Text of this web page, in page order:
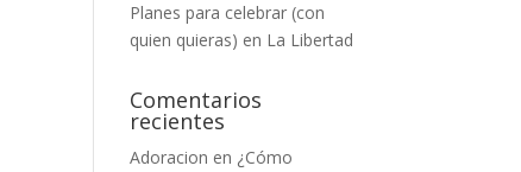
Planes para celebrar (con
quien quieras) en La Libertad
Comentarios
recientes
Adoracion en ¿Cómo